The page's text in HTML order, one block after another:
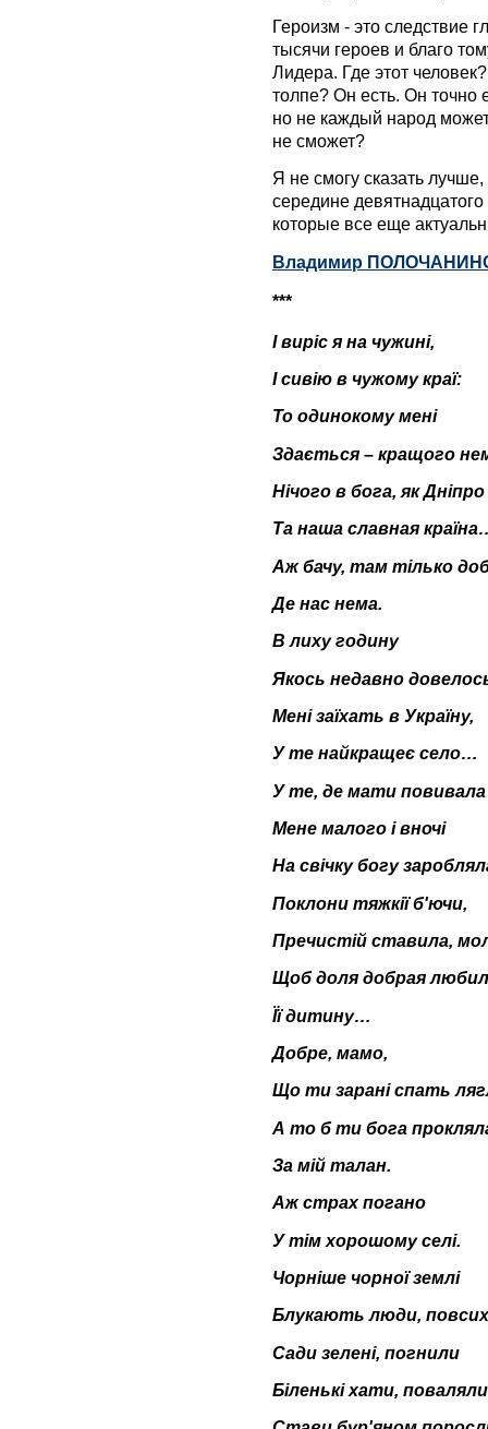
Героизм - это следствие
тысячи героев и благо
Лидера. Где этот
толпе? Он есть. Он точно
но не каждый народ
не сможет?
Я не смогу сказать
середине
которые все еще
Владимир
***
І виріс я на чужині,
І сивію в чужому краї:
То одинокому мені
Здається – кращого
Нічого в бога, як Дніпро
Та наша славная
Аж бачу, там тілько
Де нас нема.
В лиху годину
Якось недавно
Мені заїхать в Україну,
У те найкращеє село…
У те, де мати повивала
Мене малого і вночі
На свічку богу
Поклони тяжкії б'ючи,
Пречистій ставила,
Щоб доля добрая
Її дитину…
Добре, мамо,
Що ти зарані спать
А то б ти бога
За мій талан.
Аж страх погано
У тім хорошому селі.
Чорніше чорної землі
Блукають люди,
Сади зелені, погнили
Біленькі хати,